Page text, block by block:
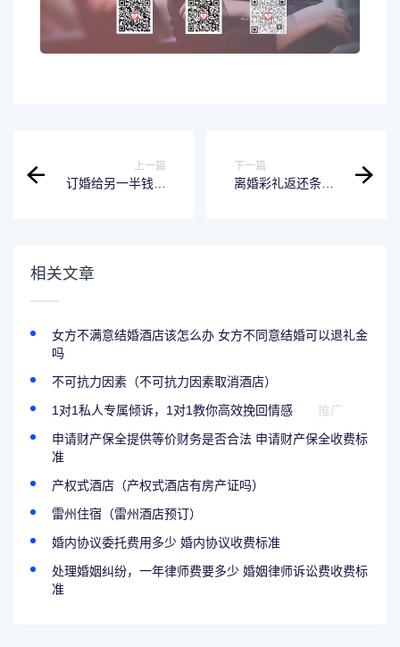
上一篇
订婚给另一半钱可
下一篇
离婚彩礼返还条件
相关文章
女方不满意结婚酒店该怎么办 女方不同意结婚可以退礼金
吗
不可抗力因素（不可抗力因素取消酒店）
1对1私人专属倾诉，1对1教你高效挽回情感
推广
申请财产保全提供等价财务是否合法 申请财产保全收费标
准
产权式酒店（产权式酒店有房产证吗）
雷州住宿（雷州酒店预订）
婚内协议委托费用多少 婚内协议收费标准
处理婚姻纠纷，一年律师费要多少 婚姻律师诉讼费收费标
准